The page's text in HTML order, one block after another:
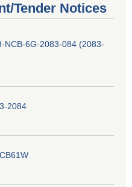
Tender Notices
NCB-6G-2083-084 (2083-
2084